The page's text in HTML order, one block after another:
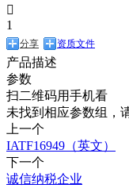

1
分享 资质文件
产品描述
参数
扫二维码用手机看
未找到相应参数组
上一个
IATF16949（英文）
下一个
诚信纳税企业